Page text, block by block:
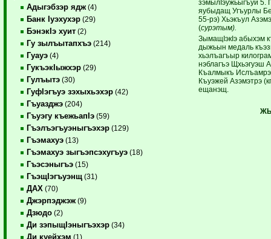
Адыгэбзэр ядж (4)
Банк Iуэхухэр (29)
БэнэкIэ хуит (2)
Гу зылъытапхъэ (214)
Гуауэ (4)
ГукъэкIыжхэр (29)
Гулъытэ (30)
ГуфIэгъуэ зэхыхьэхэр (42)
Гъуазджэ (204)
Гъуэгу къежьапIэ (59)
Гъэлъэгъуэныгъэхэр (129)
Гъэмахуэ (13)
Гъэмахуэ зыгъэпсэхугъуэ (18)
Гъэсэныгъэ (15)
ГъэщIэгъуэнщ (31)
ДАХ (70)
Джэрпэджэж (9)
Дзюдо (2)
Ди зэпыщIэныгъэхэр (34)
Ди куейхэм (1)
зэмылIэужьыгъуи 5.
яубыдащ Угъурлы
55-рэ) Хьэкъул
(сурэтым).
ЗымащIэкIэ абыхэм
дыжьын медаль
хьэлъагъыр
нэблагъэ Щхьэгуэш
Къалмыкъ Ислъамрэ
Къуэжей Азэмэтрэ
ещанэщ.